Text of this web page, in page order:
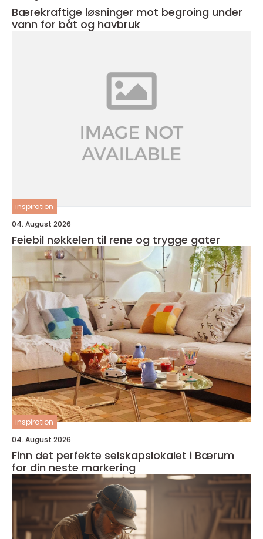
Bærekraftige løsninger mot begroing under
vann for båt og havbruk
inspiration
04. August 2026
Feiebil nøkkelen til rene og trygge gater
inspiration
04. August 2026
Finn det perfekte selskapslokalet i Bærum
for din neste markering